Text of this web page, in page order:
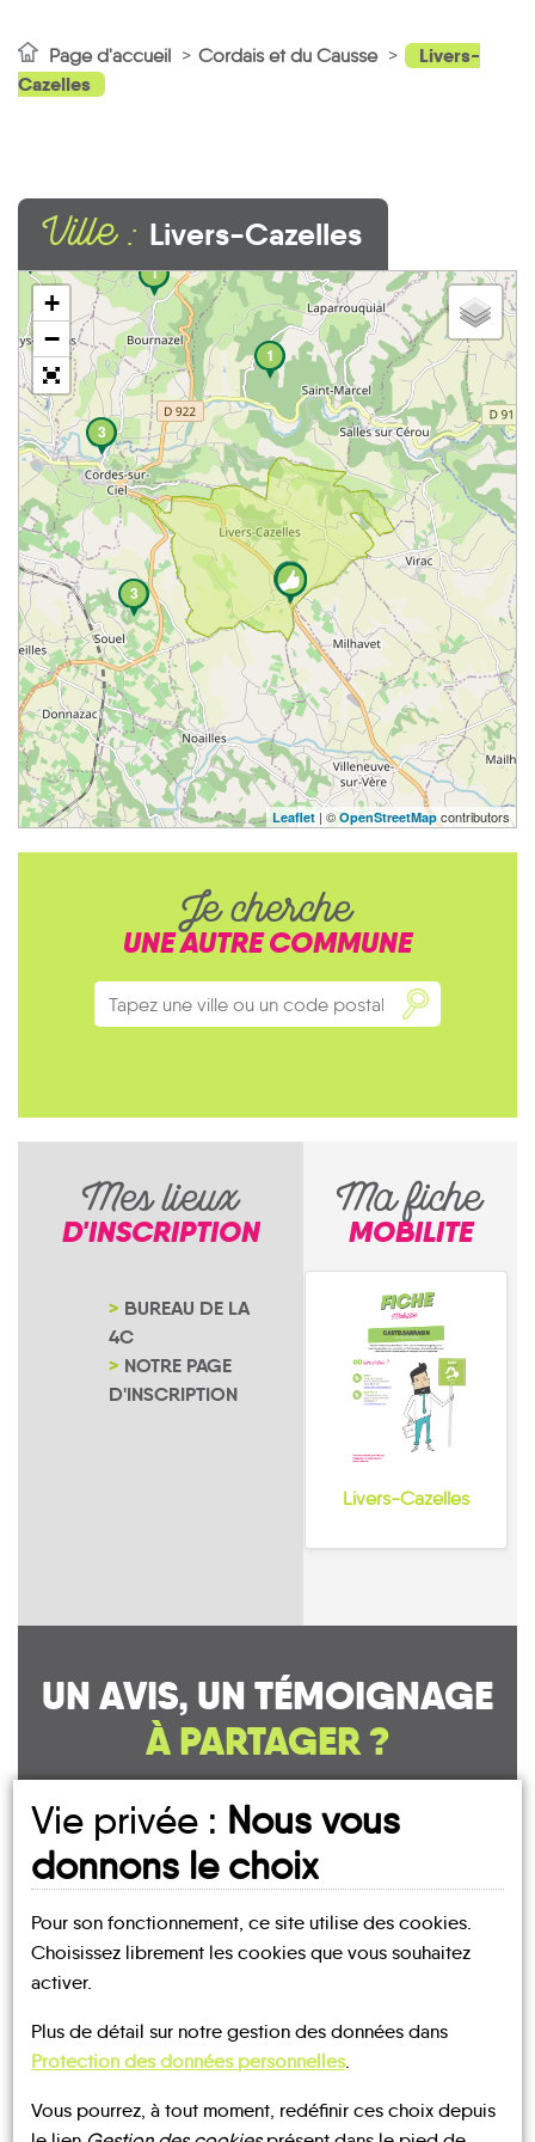
Page d'accueil Cordais et du Causse
Livers-
Cazelles
Ville : Livers-Cazelles
1
3
1
3
+
−
Leaflet| ©OpenStreetMapcontributors
Je cherche
UNE AUTRE COMMUNE
Mes lieux
D'INSCRIPTION
BUREAU DE LA
4C
NOTRE PAGE
D'INSCRIPTION
Ma fiche
MOBILITE
Livers-Cazelles
UN AVIS, UN TÉMOIGNAGE
À PARTAGER ?
CONTACTEZ-NOUS !
Les infosMOBILITE
TRANSPORTS
DEMANDE
Vie privée : Nous vous
donnons le choix
Pour son fonctionnement, ce site utilise des cookies.
Choisissez librement les cookies que vous souhaitez
activer.
Plus de détail sur notre gestion des données dans
Protection des données personnelles.
Vous pourrez, à tout moment, redéfinir ces choix depuis